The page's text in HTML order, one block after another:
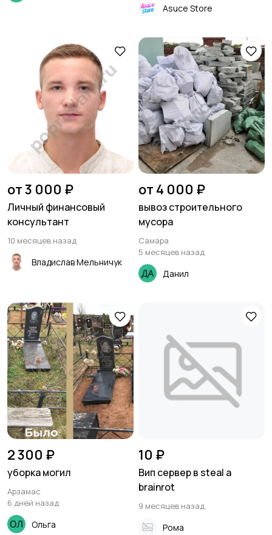
Asuce Store
от 3 000 ₽
Личный финансовый
консультант
10 месяцев назад
Владислав Мельничук
от 4 000 ₽
вывоз строительного
мусора
Самара
5 месяцев назад
Данил
2 300 ₽
уборка могил
Арзамас
6 дней назад
Ольга
10 ₽
Вип сервер в steal a
brainrot
9 месяцев назад
Рома